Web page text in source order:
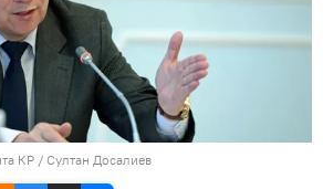
КР / Султан Досалиев